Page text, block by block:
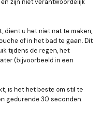
dient u het niet nat te maken,
of in het bad te gaan. Dit
tijdens de regen, het
(bijvoorbeeld in een
is het het beste om stil te
gedurende 30 seconden.